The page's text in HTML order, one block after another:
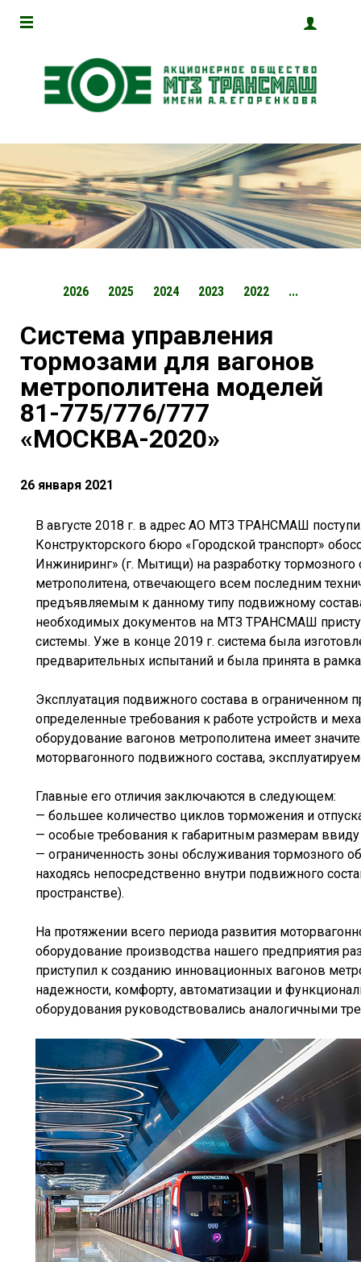
2026 2025 2024 2023 2022 ...
Система управления
тормозами для вагонов
метрополитена моделей
81-775/776/777
«МОСКВА-2020»
26 января 2021
В августе 2018 г. в адрес АО МТЗ ТРАНСМАШ
Конструкторского бюро «Городской транспорт»
Инжиниринг» (г. Мытищи) на разработку
метрополитена, отвечающего всем последним
предъявляемым к данному типу подвижному
необходимых документов на МТЗ ТРАНСМАШ
системы. Уже в конце 2019 г. система была
предварительных испытаний и была принята в
Эксплуатация подвижного состава в ограниченном
определенные требования к работе устройств и
оборудование вагонов метрополитена имеет
моторвагонного подвижного состава,
Главные его отличия заключаются в следующем:
— большее количество циклов торможения и
— особые требования к габаритным размерам ввиду
— ограниченность зоны обслуживания тормозного
находясь непосредственно внутри подвижного
пространстве).
На протяжении всего периода развития
оборудование производства нашего предприятия
приступил к созданию инновационных вагонов
надежности, комфорту, автоматизации и
оборудования руководствовались аналогичными